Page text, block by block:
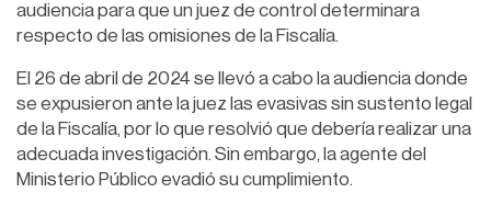
audiencia para que un juez de control determinara
respecto de las omisiones de la Fiscalía.
El 26 de abril de 2024 se llevó a cabo la audiencia donde
se expusieron ante la juez las evasivas sin sustento legal
de la Fiscalía, por lo que resolvió que debería realizar una
adecuada investigación. Sin embargo, la agente del
Ministerio Público evadió su cumplimiento.